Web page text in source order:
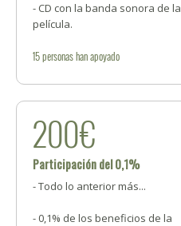
- CD con la banda sonora de la
película.
15personashan apoyado
200€
Participación del 0,1%
- Todo lo anterior más...
- 0,1% de los beneficios de la